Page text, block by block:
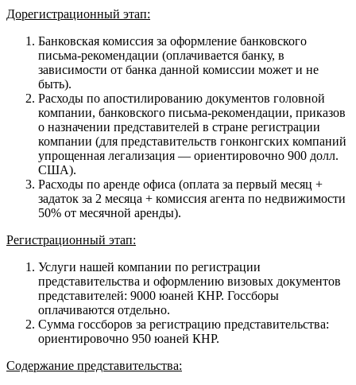
Дорегистрационный этап:
Банковская комиссия за оформление банковского
письма-рекомендации (оплачивается банку, в
зависимости от банка данной комиссии может и не
быть).
Расходы по апостилированию документов головной
компании, банковского письма-рекомендации, приказов
о назначении представителей в стране регистрации
компании (для представительств гонконгских компаний
упрощенная легализация — ориентировочно 900 долл.
США).
Расходы по аренде офиса (оплата за первый месяц +
задаток за 2 месяца + комиссия агента по недвижимости
50% от месячной аренды).
Регистрационный этап:
Услуги нашей компании по регистрации
представительства и оформлению визовых документов
представителей: 9000 юаней КНР. Госсборы
оплачиваются отдельно.
Сумма госсборов за регистрацию представительства:
ориентировочно 950 юаней КНР.
Содержание представительства: